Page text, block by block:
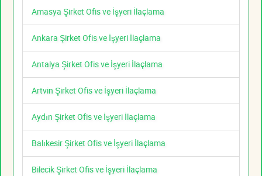
Amasya Şirket Ofis ve İşyeri İlaçlama
Ankara Şirket Ofis ve İşyeri İlaçlama
Antalya Şirket Ofis ve İşyeri İlaçlama
Artvin Şirket Ofis ve İşyeri İlaçlama
Aydın Şirket Ofis ve İşyeri İlaçlama
Balıkesir Şirket Ofis ve İşyeri İlaçlama
Bilecik Şirket Ofis ve İşyeri İlaçlama